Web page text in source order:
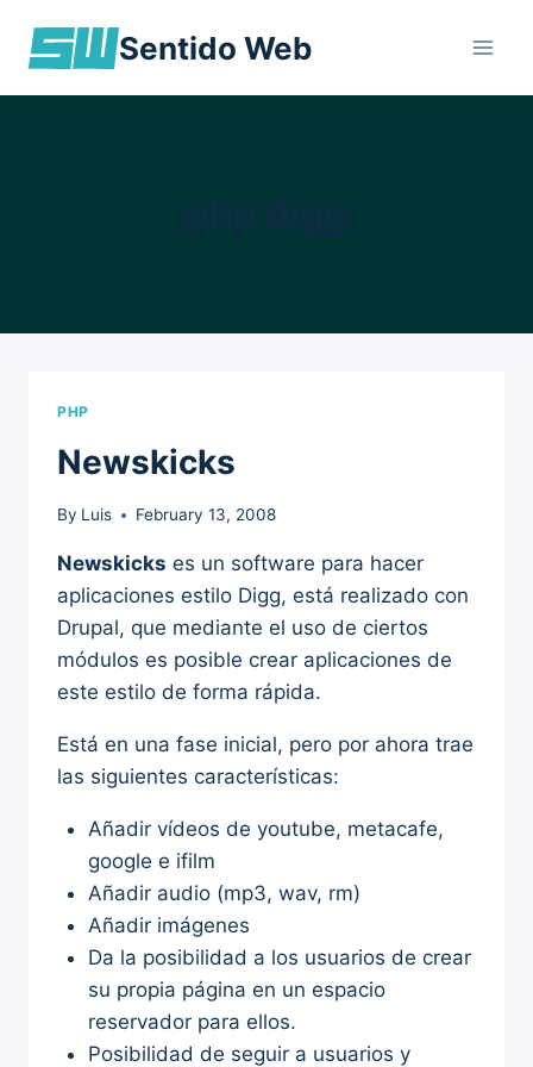
Sentido Web
PHP
Newskicks
By Luis February 13, 2008
Newskicks es un software para hacer
aplicaciones estilo Digg, está realizado con
Drupal, que mediante el uso de ciertos
módulos es posible crear aplicaciones de
este estilo de forma rápida.
Está en una fase inicial, pero por ahora trae
las siguientes características:
Añadir vídeos de youtube, metacafe,
google e ifilm
Añadir audio (mp3, wav, rm)
Añadir imágenes
Da la posibilidad a los usuarios de crear
su propia página en un espacio
reservador para ellos.
Posibilidad de seguir a usuarios y